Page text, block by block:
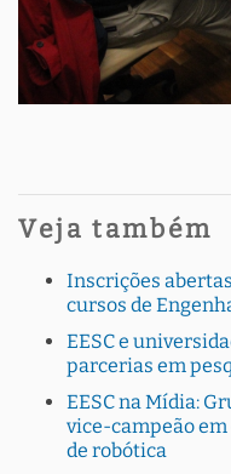
Veja também
Inscrições
cursos de
EESC e
parcerias em
EESC na Mídia:
vice-campeão
de robótica